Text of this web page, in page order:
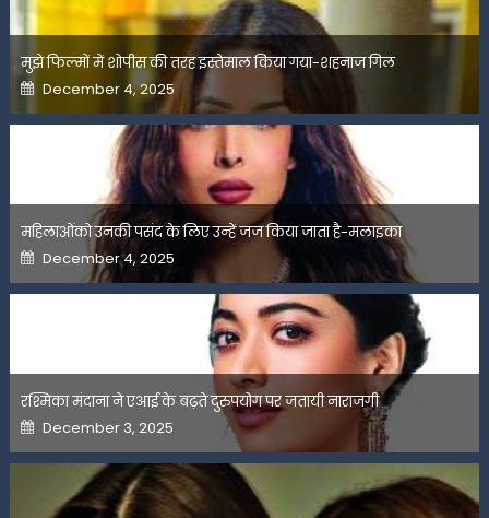
मुझे फिल्मों में शोपीस की तरह इस्तेमाल किया गया-शहनाज गिल
Posted
on
December 4, 2025
महिलाओंको उनकी पसंद के लिए उन्हें जज किया जाता है-मलाइका
Posted
on
December 4, 2025
रश्मिका मंदाना ने एआई के बढ़ते दुरुपयोग पर जतायी नाराजगी
Posted
on
December 3, 2025